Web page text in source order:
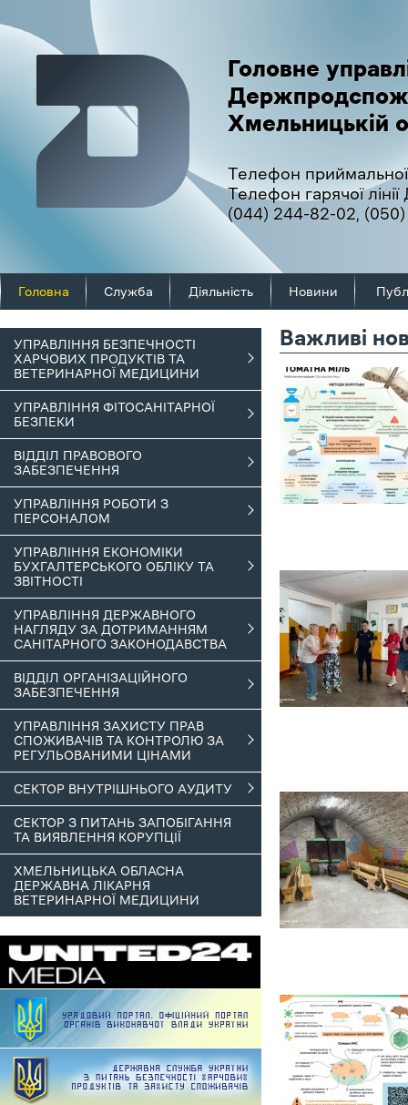
Головне
Хмельницькій
Телефон
Телефон гарячої
(044) 244-82-02,
Головна Служба Діяльність Новини
УПРАВЛІННЯ БЕЗПЕЧНОСТІ
ХАРЧОВИХ ПРОДУКТІВ ТА
ВЕТЕРИНАРНОЇ МЕДИЦИНИ
УПРАВЛІННЯ ФІТОСАНІТАРНОЇ
БЕЗПЕКИ
ВІДДІЛ ПРАВОВОГО
ЗАБЕЗПЕЧЕННЯ
УПРАВЛІННЯ РОБОТИ З
ПЕРСОНАЛОМ
УПРАВЛІННЯ ЕКОНОМІКИ
БУХГАЛТЕРСЬКОГО ОБЛІКУ ТА
ЗВІТНОСТІ
УПРАВЛІННЯ ДЕРЖАВНОГО
НАГЛЯДУ ЗА ДОТРИМАННЯМ
САНІТАРНОГО ЗАКОНОДАВСТВА
ВІДДІЛ ОРГАНІЗАЦІЙНОГО
ЗАБЕЗПЕЧЕННЯ
УПРАВЛІННЯ ЗАХИСТУ ПРАВ
СПОЖИВАЧІВ ТА КОНТРОЛЮ ЗА
РЕГУЛЬОВАНИМИ ЦІНАМИ
СЕКТОР ВНУТРІШНЬОГО АУДИТУ
СЕКТОР З ПИТАНЬ ЗАПОБІГАННЯ
ТА ВИЯВЛЕННЯ КОРУПЦІЇ
ХМЕЛЬНИЦЬКА ОБЛАСНА
ДЕРЖАВНА ЛІКАРНЯ
ВЕТЕРИНАРНОЇ МЕДИЦИНИ
Важливі